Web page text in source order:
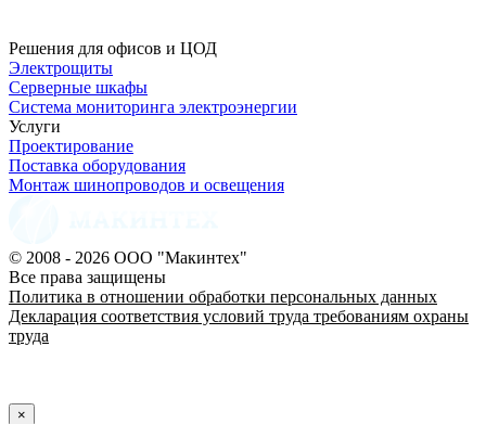
Решения для офисов и ЦОД
Электрощиты
Серверные шкафы
Система мониторинга электроэнергии
Услуги
Проектирование
Поставка оборудования
Монтаж шинопроводов и освещения
© 2008 - 2026 ООО "Макинтех"
Все права защищены
Политика в отношении обработки персональных данных
Декларация соответствия условий труда требованиям охраны
труда
×